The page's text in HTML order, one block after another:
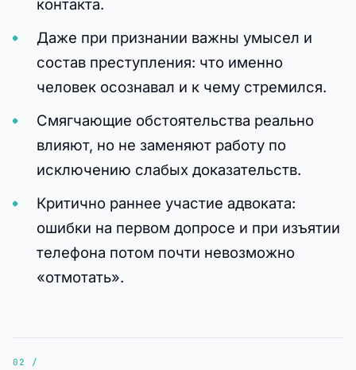
контакта.
Даже при признании важны умысел и
состав преступления: что именно
человек осознавал и к чему стремился.
Смягчающие обстоятельства реально
влияют, но не заменяют работу по
исключению слабых доказательств.
Критично раннее участие адвоката:
ошибки на первом допросе и при изъятии
телефона потом почти невозможно
«отмотать».